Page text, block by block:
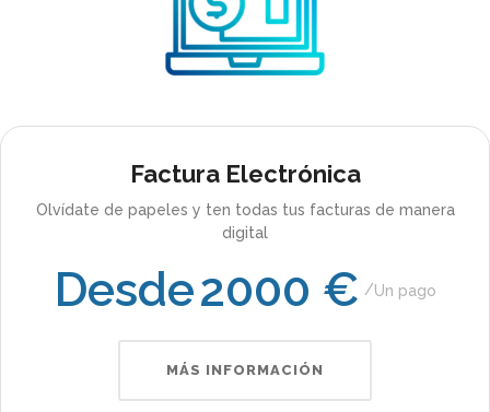
Factura Electrónica
Olvídate de papeles y ten todas tus facturas de manera
digital
Desde2000 € Un pago
MÁS INFORMACIÓN